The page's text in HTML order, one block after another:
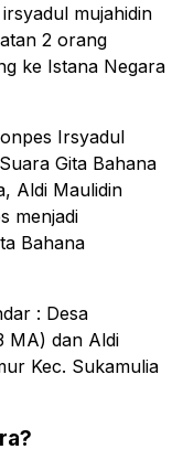
mujahidin
2 orang
ke Istana Negara
Irsyadul
Gita Bahana
Aldi Maulidin
menjadi
Bahana
: Desa
MA) dan Aldi
Kec. Sukamulia